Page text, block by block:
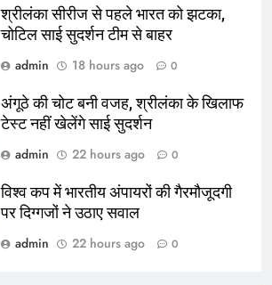
श्रीलंका सीरीज से पहले भारत को झटका,
चोटिल साई सुदर्शन टीम से बाहर
admin
18 hours ago 0
अंगूठे की चोट बनी वजह, श्रीलंका के खिलाफ
टेस्ट नहीं खेलेंगे साई सुदर्शन
admin
22 hours ago 0
विश्व कप में भारतीय अंपायरों की गैरमौजूदगी
पर दिग्गजों ने उठाए सवाल
admin
22 hours ago 0